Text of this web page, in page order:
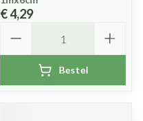
€ 4,29
Bestel